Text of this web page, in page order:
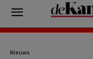
Nieuws